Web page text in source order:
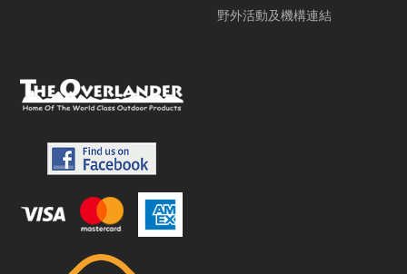
野外活動及機構連結